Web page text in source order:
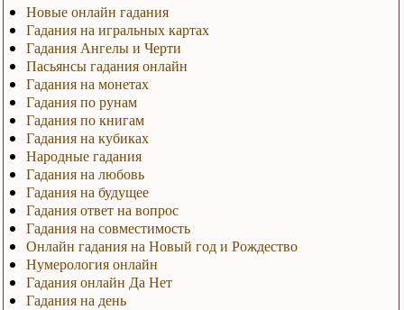
Новые онлайн гадания
Гадания на игральных картах
Гадания Ангелы и Черти
Пасьянсы гадания онлайн
Гадания на монетах
Гадания по рунам
Гадания по книгам
Гадания на кубиках
Народные гадания
Гадания на любовь
Гадания на будущее
Гадания ответ на вопрос
Гадания на совместимость
Онлайн гадания на Новый год и Рождество
Нумерология онлайн
Гадания онлайн Да Нет
Гадания на день